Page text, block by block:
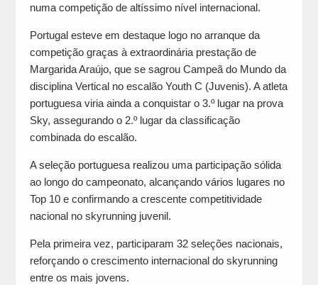
numa competição de altíssimo nível internacional.
Portugal esteve em destaque logo no arranque da
competição graças à extraordinária prestação de
Margarida Araújo, que se sagrou Campeã do Mundo da
disciplina Vertical no escalão Youth C (Juvenis). A atleta
portuguesa viria ainda a conquistar o 3.º lugar na prova
Sky, assegurando o 2.º lugar da classificação
combinada do escalão.
A seleção portuguesa realizou uma participação sólida
ao longo do campeonato, alcançando vários lugares no
Top 10 e confirmando a crescente competitividade
nacional no skyrunning juvenil.
Pela primeira vez, participaram 32 seleções nacionais,
reforçando o crescimento internacional do skyrunning
entre os mais jovens.